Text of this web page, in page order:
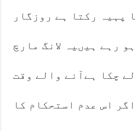
پہیہ رکتا ہے روزگار
رہے ہیںیہ لانگ مارچ
چکا ہےآنے والے وقت
اس عدم استحکام کا